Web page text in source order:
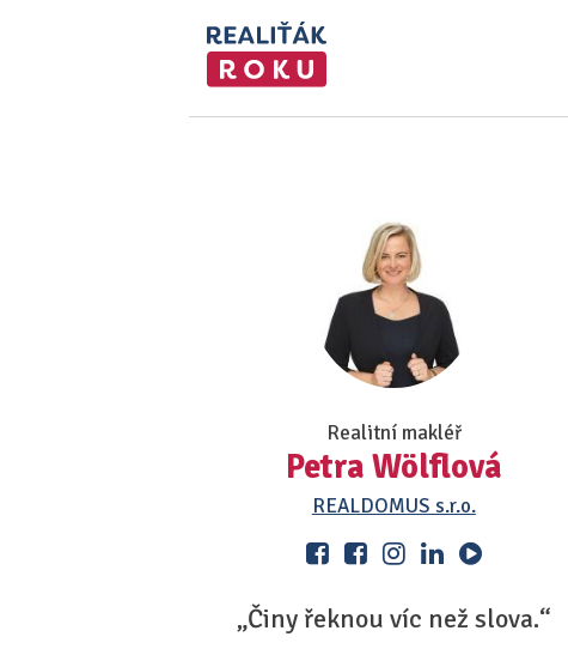
Realitní makléř
Petra Wölflová
REALDOMUS s.r.o.
„Činy řeknou víc než slova.“